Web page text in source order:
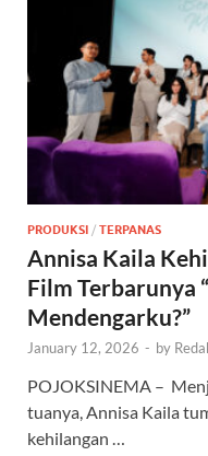
PRODUKSI / TERPANAS
Annisa Kaila
Film Terbarunya
Mendengarku?”
January 12, 2026 - by
POJOKSINEMA –
tuanya, Annisa Kaila
kehilangan …